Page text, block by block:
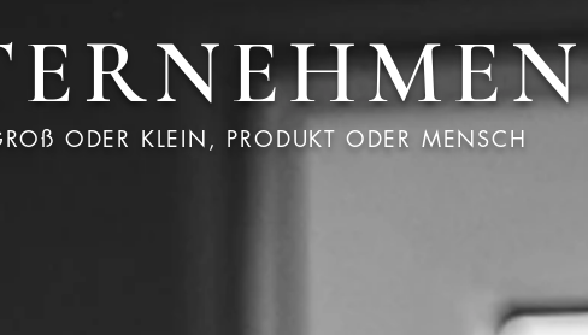
ODER KLEIN, PRODUKT ODER MENSCH